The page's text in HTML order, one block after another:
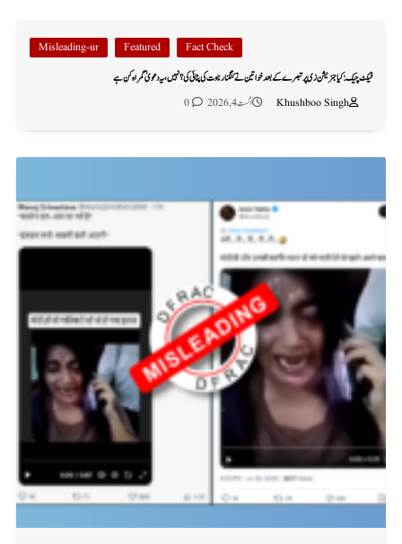
Fact Check
Featured
Misleading-ur
فیکٹ چیک: کیا جنریشن زی پر تبصرے کے بعد خواتین نے کنگنا رناوت کی پٹائی کی؟ نہیں، یہ دعویٰ گمراہ کن ہے
Khushboo Singh
اگست 4, 2026 0